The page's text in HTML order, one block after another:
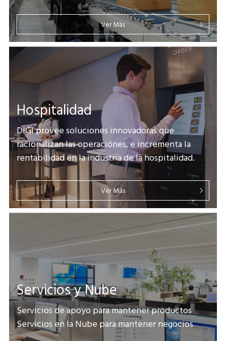
Ver Más
Hospitalidad
DIGI provee soluciones innovadoras que
racionalizan las operaciónes, e incrementa la
rentabilidad en la industria de la hospitalidad.
Ver Más
Servicios y Nube
Servicios de apoyo para mantener productos
Servicios en la Nube para mantener negocios